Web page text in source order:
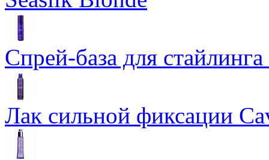
Спрей-база для
Лак сильной фиксации